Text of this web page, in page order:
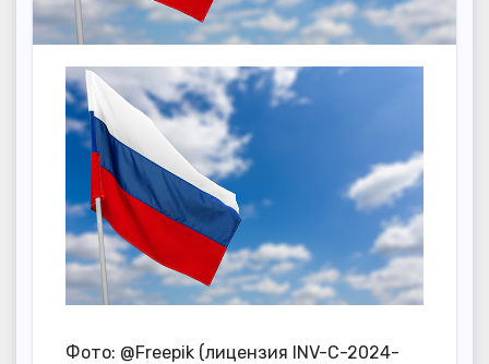
Фото: @Freepik (лицензия INV-C-2024-